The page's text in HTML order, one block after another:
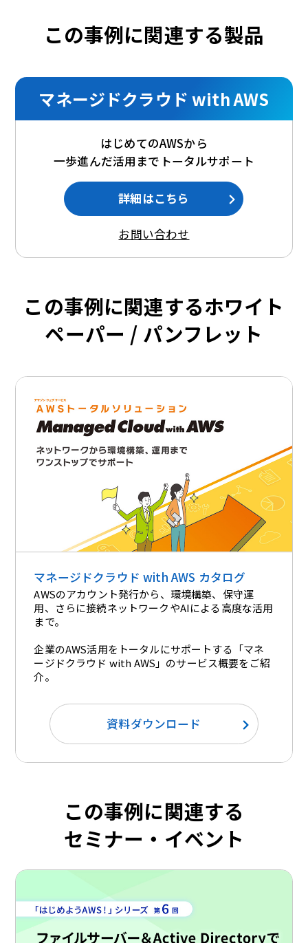
この事例に関連する製品
マネージドクラウド with AWS
はじめてのAWSから
一歩進んだ活用までトータルサポート
詳細はこちら
お問い合わせ
この事例に関連するホワイト
ペーパー / パンフレット
マネージドクラウド with AWS カタログ
AWSのアカウント発行から、環境構築、保守運
用、さらに接続ネットワークやAIによる高度な活用
まで。
企業のAWS活用をトータルにサポートする「マネ
ージドクラウド with AWS」のサービス概要をご紹
介。​
資料ダウンロード
この事例に関連する
セミナー・イベント